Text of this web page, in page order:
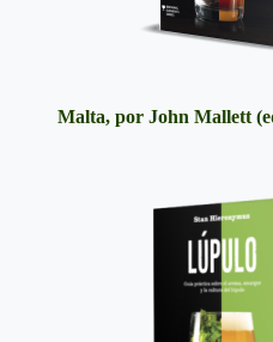
Malta, por John Mallett